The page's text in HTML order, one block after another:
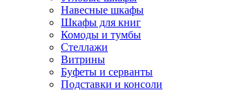
Навесные шкафы
Шкафы для книг
Комоды и тумбы
Стеллажи
Витрины
Буфеты и серванты
Подставки и консоли